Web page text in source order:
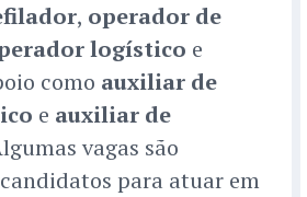
, operador de
logístico e
como auxiliar de
e auxiliar de
vagas são
para atuar em